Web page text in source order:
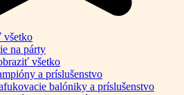
všetko
na párty
všetko
a príslušenstvo
balóniky a príslušenstvo